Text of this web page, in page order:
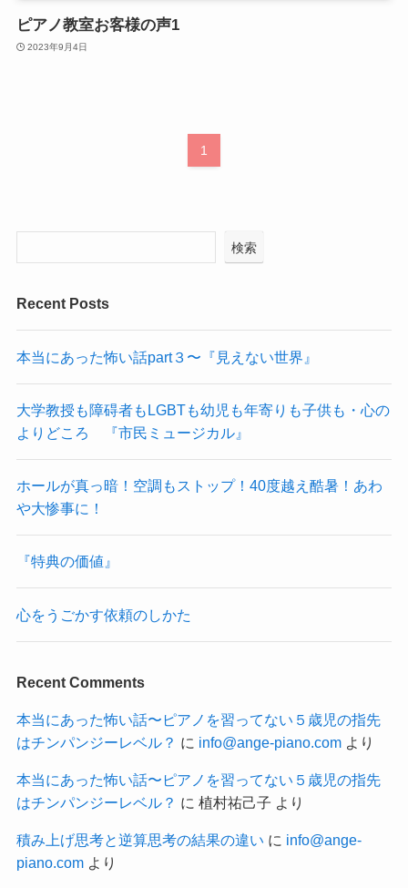
ピアノ教室お客様の声1
2023年9月4日
1
検索
Recent Posts
本当にあった怖い話part３〜『見えない世界』
大学教授も障碍者もLGBTも幼児も年寄りも子供も・心の
よりどころ 『市民ミュージカル』
ホールが真っ暗！空調もストップ！40度越え酷暑！あわ
や大惨事に！
『特典の価値』
心をうごかす依頼のしかた
Recent Comments
本当にあった怖い話〜ピアノを習ってない５歳児の指先
はチンパンジーレベル？ に info@ange-piano.comより
本当にあった怖い話〜ピアノを習ってない５歳児の指先
はチンパンジーレベル？ に 植村祐己子 より
積み上げ思考と逆算思考の結果の違い に info@ange-
piano.comより